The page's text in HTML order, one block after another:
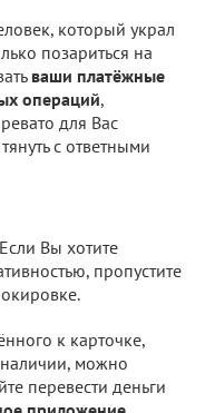
который украл
позариться на
ваши платёжные
операций,
для Вас
с ответными
Вы хотите
пропустите
к карточке,
наличии, можно
перевести деньги